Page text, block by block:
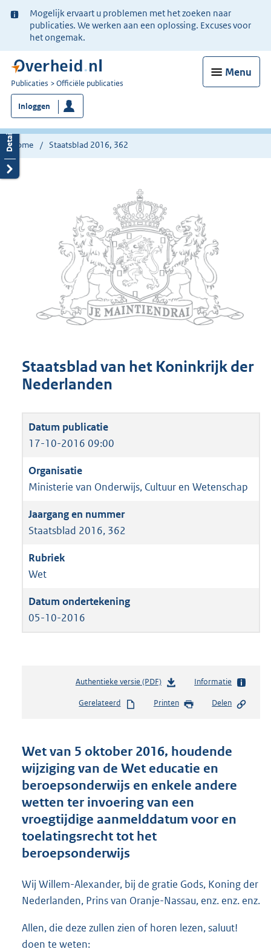
Ter
informatie:
Mogelijk ervaart u problemen met het zoeken naar
publicaties. We werken aan een oplossing. Excuses voor
het ongemak.
Menu
U
bent
nu
hier:
Publicaties Officiële publicaties
Inloggen
Home Staatsblad 2016, 362
Staatsblad van het Koninkrijk der
Nederlanden
17-10-2016 09:00
Ministerie van Onderwijs, Cultuur en Wetenschap
Staatsblad 2016, 362
Wet
05-10-2016
Authentieke versie (PDF)b
s
n
d
s
g
o
o
6
7
Informatie
Gerelateerd Printen Delen
Wet van 5 oktober 2016, houdende
wijziging van de Wet educatie en
beroepsonderwijs en enkele andere
wetten ter invoering van een
vroegtijdige aanmelddatum voor en
toelatingsrecht tot het
beroepsonderwijs
Wij Willem-Alexander, bij de gratie Gods, Koning der
Nederlanden, Prins van Oranje-Nassau, enz. enz. enz.
Allen, die deze zullen zien of horen lezen, saluut!
doen te weten: